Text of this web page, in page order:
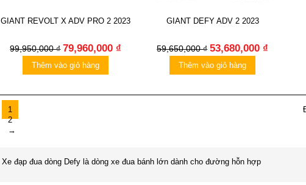
GIANT REVOLT X ADV PRO 2 2023
99,950,000 ₫ 79,960,000 ₫
Thêm vào giỏ hàng
GIANT DEFY ADV 2 2023
59,650,000 ₫ 53,680,000 ₫
Thêm vào giỏ hàng
1
2
→
Xe đạp đua dòng Defy là dòng xe đua bánh lớn dành cho đường hỗn hợp